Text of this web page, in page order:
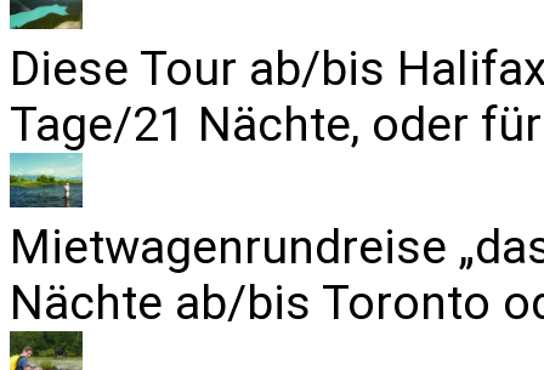
Diese Tour ab/bis
Tage/21 Nächte, oder
Mietwagenrundreise
Nächte ab/bis Toronto